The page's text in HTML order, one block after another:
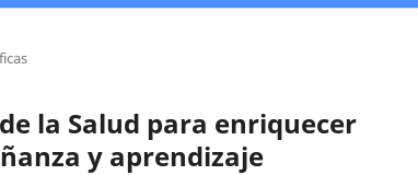
la Salud para enriquecer
y aprendizaje